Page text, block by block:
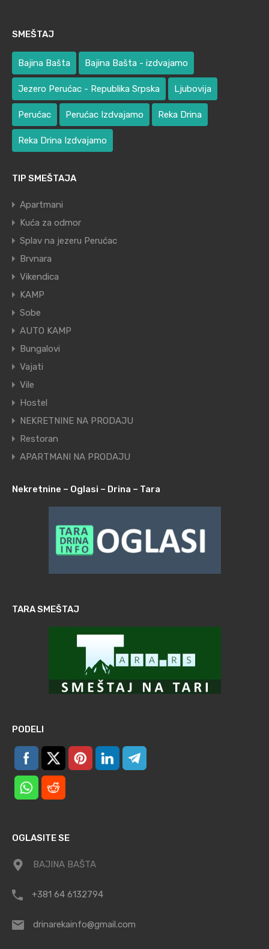
SMEŠTAJ
Bajina Bašta Bajina Bašta - izdvajamo
Jezero Perućac - Republika Srpska Ljubovija
Perućac Perućac Izdvajamo Reka Drina
Reka Drina Izdvajamo
TIP SMEŠTAJA
Apartmani
Kuća za odmor
Splav na jezeru Perućac
Brvnara
Vikendica
KAMP
Sobe
AUTO KAMP
Bungalovi
Vajati
Vile
Hostel
NEKRETNINE NA PRODAJU
Restoran
APARTMANI NA PRODAJU
Nekretnine – Oglasi – Drina – Tara
TARA SMEŠTAJ
PODELI
OGLASITE SE
BAJINA BAŠTA
+381 64 6132794
drinarekainfo@gmail.com